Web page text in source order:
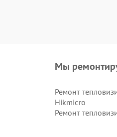
Мы
Ремонт
Hikmicro
Ремонт